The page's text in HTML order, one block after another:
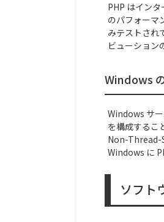
PHP はイン
のパフォーマ
みテストされ
ビューション
Windows
Windows サ
を構成するこ
Non-Thread-
Windows に
ソフト